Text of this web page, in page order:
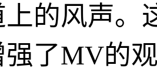
的风声。
强了MV的